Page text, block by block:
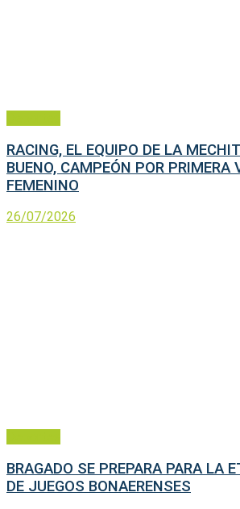
RACING, EL EQUIPO DE LA
BUENO, CAMPEÓN POR PRIMERA
FEMENINO
26/07/2026
BRAGADO SE PREPARA PARA LA
DE JUEGOS BONAERENSES